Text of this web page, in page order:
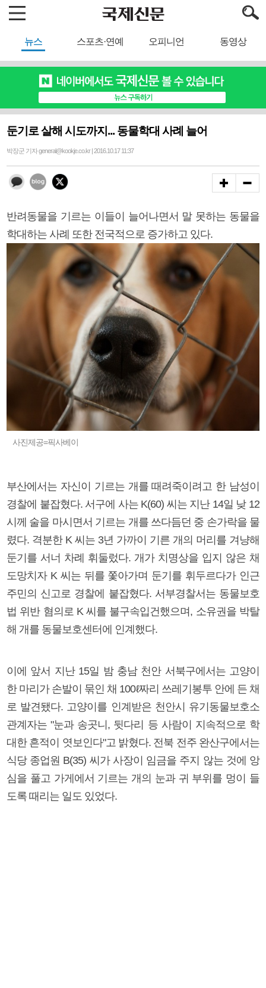
뉴스 스포츠·연예 오피니언 동영상
둔기로 살해 시도까지... 동물학대 사례 늘어
박장군 기자 general@kookje.co.kr | 2016.10.17 11:37
반려동물을 기르는 이들이 늘어나면서 말 못하는 동물을
학대하는 사례 또한 전국적으로 증가하고 있다.
사진제공=픽사베이
부산에서는 자신이 기르는 개를 때려죽이려고 한 남성이
경찰에 붙잡혔다. 서구에 사는 K(60) 씨는 지난 14일 낮 12
시께 술을 마시면서 기르는 개를 쓰다듬던 중 손가락을 물
렸다. 격분한 K 씨는 3년 가까이 기른 개의 머리를 겨냥해
둔기를 서너 차례 휘둘렀다. 개가 치명상을 입지 않은 채
도망치자 K 씨는 뒤를 쫓아가며 둔기를 휘두르다가 인근
주민의 신고로 경찰에 붙잡혔다. 서부경찰서는 동물보호
법 위반 혐의로 K 씨를 불구속입건했으며, 소유권을 박탈
해 개를 동물보호센터에 인계했다.
이에 앞서 지난 15일 밤 충남 천안 서북구에서는 고양이
한 마리가 손발이 묶인 채 100ℓ짜리 쓰레기봉투 안에 든 채
로 발견됐다. 고양이를 인계받은 천안시 유기동물보호소
관계자는 "눈과 송곳니, 뒷다리 등 사람이 지속적으로 학
대한 흔적이 엿보인다"고 밝혔다. 전북 전주 완산구에서는
식당 종업원 B(35) 씨가 사장이 임금을 주지 않는 것에 앙
심을 풀고 가게에서 기르는 개의 눈과 귀 부위를 멍이 들
도록 때리는 일도 있었다.